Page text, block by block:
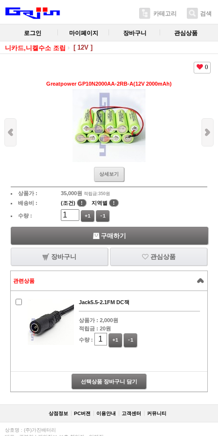
카테고리 검색
로그인 마이페이지 장바구니 관심상품
니카드,니켈수소 조립 [ 12V ]
0
Greatpower GP10N2000AA-2RB-A(12V 2000mAh)
상세보기
상품가 : 35,000원 적립금:350원
배송비 : (조건) ! 지역별 !
수량 : +1 -1
구매하기
장바구니 관심상품
관련상품
Jack5.5-2.1FM DC잭
상품가 : 2,000원
적립금 : 20원
수량 :
+1 -1
선택상품 장바구니 담기
상점정보 PC버젼 이용안내 고객센터 커뮤니티
상호명 : (주)가진배터리